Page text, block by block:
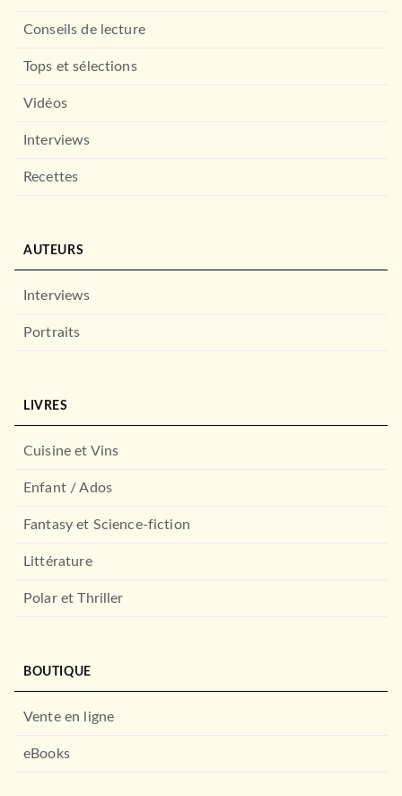
Conseils de lecture
Tops et sélections
Vidéos
Interviews
Recettes
AUTEURS
Interviews
Portraits
LIVRES
Cuisine et Vins
Enfant / Ados
Fantasy et Science-fiction
Littérature
Polar et Thriller
BOUTIQUE
Vente en ligne
eBooks